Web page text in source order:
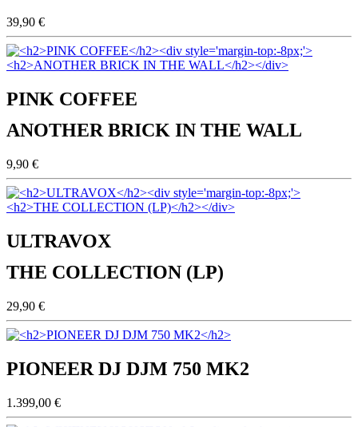
39,90 €
PINK COFFEE
ANOTHER BRICK IN THE WALL
9,90 €
ULTRAVOX
THE COLLECTION (LP)
29,90 €
PIONEER DJ DJM 750 MK2
1.399,00 €